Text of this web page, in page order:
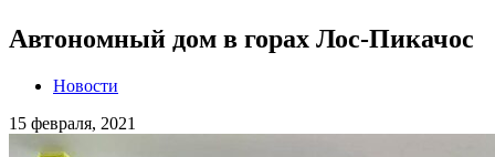
Автономный дом в горах Лос-Пикачос
Новости
15 февраля, 2021